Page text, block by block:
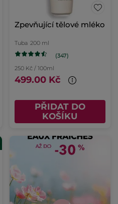
Zpevňující tělové mléko
Tuba 200 ml
(347)
250 Kč / 100ml
499.00 Kč
PŘIDAT DO
KOŠÍKU